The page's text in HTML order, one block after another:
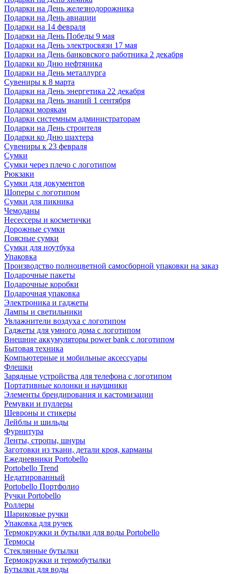
Подарки на День железнодорожника
Подарки на День авиации
Подарки на 14 февраля
Подарки на День Победы 9 мая
Подарки на День электросвязи 17 мая
Подарки на День банковского работника 2 декабря
Подарки ко Дню нефтяника
Подарки на День металлурга
Сувениры к 8 марта
Подарки на День энергетика 22 декабря
Подарки на День знаний 1 сентября
Подарки морякам
Подарки системным администраторам
Подарки на День строителя
Подарки ко Дню шахтера
Сувениры к 23 февраля
Сумки
Сумки через плечо с логотипом
Рюкзаки
Сумки для документов
Шоперы с логотипом
Сумки для пикника
Чемоданы
Несессеры и косметички
Дорожные сумки
Поясные сумки
Сумки для ноутбука
Упаковка
Производство полноцветной самосборной упаковки на заказ
Подарочные пакеты
Подарочные коробки
Подарочная упаковка
Электроника и гаджеты
Лампы и светильники
Увлажнители воздуха с логотипом
Гаджеты для умного дома с логотипом
Внешние аккумуляторы power bank с логотипом
Бытовая техника
Компьютерные и мобильные аксессуары
Флешки
Зарядные устройства для телефона с логотипом
Портативные колонки и наушники
Элементы брендирования и кастомизации
Ремувки и пуллеры
Шевроны и стикеры
Лейблы и шильды
Фурнитура
Ленты, стропы, шнуры
Заготовки из ткани, детали кроя, карманы
Ежедневники Portobello
Portobello Trend
Недатированный
Portobello Портфолио
Ручки Portobello
Роллеры
Шариковые ручки
Упаковка для ручек
Термокружки и бутылки для воды Portobello
Термосы
Стеклянные бутылки
Термокружки и термобутылки
Бутылки для воды